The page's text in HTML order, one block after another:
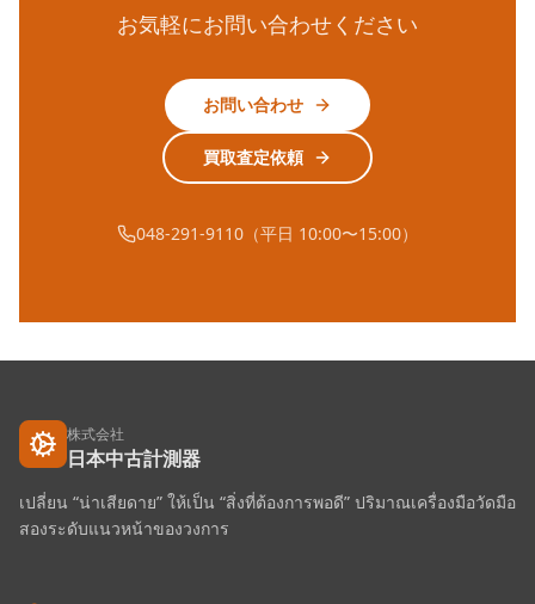
お気軽にお問い合わせください
お問い合わせ
買取査定依頼
048-291-9110（平日 10:00〜15:00）
株式会社
日本中古計測器
เปลี่ยน “น่าเสียดาย” ให้เป็น “สิ่งที่ต้องการพอดี” ปริมาณเครื่องมือวัดมือ
สองระดับแนวหน้าของวงการ